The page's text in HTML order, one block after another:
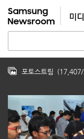
포토스트림 (17,407/